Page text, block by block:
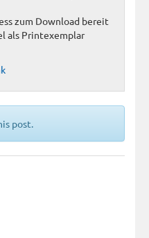
zum Download bereit
als Printexemplar
post.